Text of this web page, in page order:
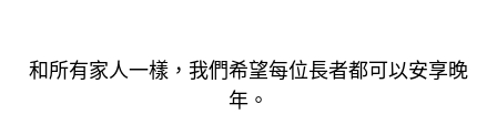
和所有家人一樣，我們希望每位長者都可以安享晚
年。